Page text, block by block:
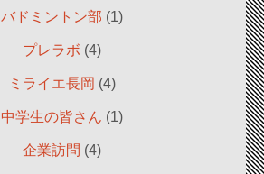
バドミントン部 (1)
プレラボ (4)
ミライエ長岡 (4)
中学生の皆さん (1)
企業訪問 (4)